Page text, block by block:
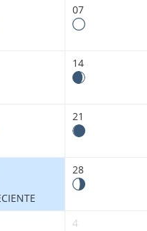
07
14
21
28
4